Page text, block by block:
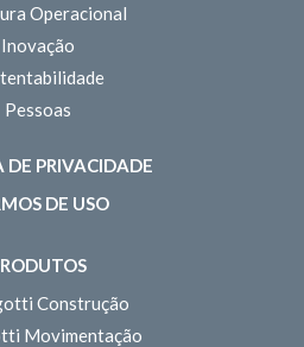
Operacional
Inovação
Pessoas
DE PRIVACIDADE
DE USO
Construção
Movimentação